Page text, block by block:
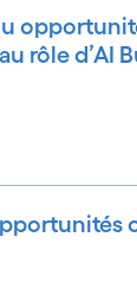
rôle d’AI